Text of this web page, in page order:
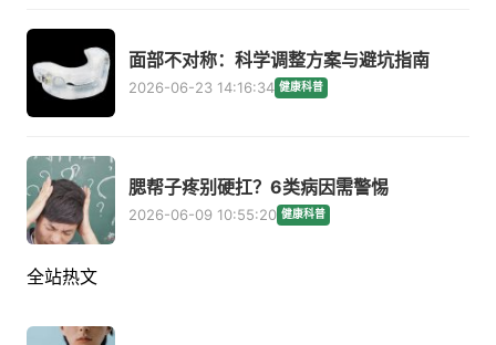
面部不对称：科学调整方案与避坑指南
2026-06-23 14:16:34 健康科普
腮帮子疼别硬扛？6类病因需警惕
2026-06-09 10:55:20 健康科普
全站热文